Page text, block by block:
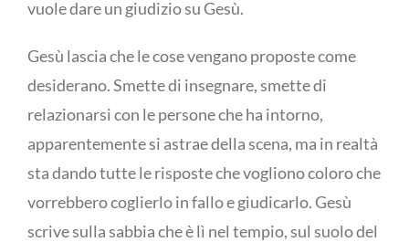
vuole dare un giudizio su Gesù.
Gesù lascia che le cose vengano proposte come
desiderano. Smette di insegnare, smette di
relazionarsi con le persone che ha intorno,
apparentemente si astrae della scena, ma in realtà
sta dando tutte le risposte che vogliono coloro che
vorrebbero coglierlo in fallo e giudicarlo. Gesù
scrive sulla sabbia che è lì nel tempio, sul suolo del